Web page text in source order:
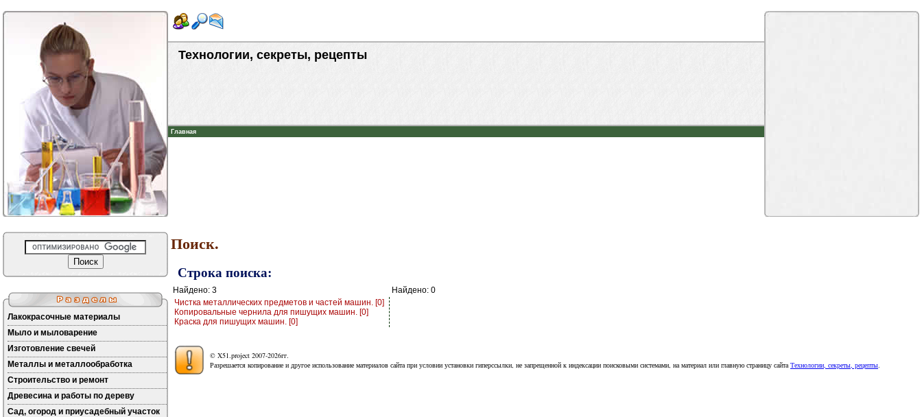
Технологии, секреты, рецепты
Главная
Лакокрасочные материалы
Мыло и мыловарение
Изготовление свечей
Металлы и металлообработка
Строительство и ремонт
Древесина и работы по дереву
Сад, огород и приусадебный участок
Поиск.
Строка поиска:
Найдено: 3
Найдено: 0
Чистка металлических предметов и частей машин. [0]
Копировальные чернила для пишущих машин. [0]
Краска для пишущих машин. [0]
© X51.project 2007-2026гг.
Разрешается копирование и другое использование материалов сайта при условии установки гиперссылки, не запрещенной к индексации поисковыми системами, на материал или главную страницу сайтаТехнологии, секреты, рецепты.